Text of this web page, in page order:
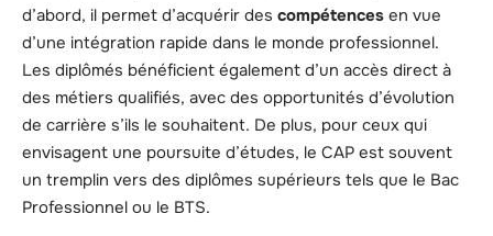
d’abord, il permet d’acquérir des compétences en vue
d’une intégration rapide dans le monde professionnel.
Les diplômés bénéficient également d’un accès direct à
des métiers qualifiés, avec des opportunités d’évolution
de carrière s’ils le souhaitent. De plus, pour ceux qui
envisagent une poursuite d’études, le CAP est souvent
un tremplin vers des diplômes supérieurs tels que le Bac
Professionnel ou le BTS.